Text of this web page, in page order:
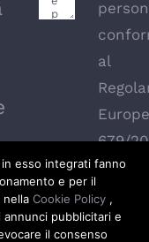
al
679/
INVIA
RICHIESTA
esso integrati fanno
e per il
Cookie Policy ,
annunci pubblicitari e
il consenso